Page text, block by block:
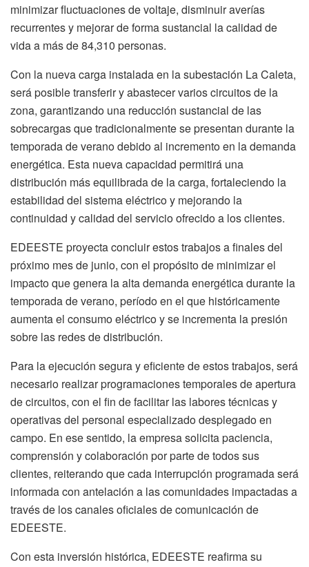
minimizar fluctuaciones de voltaje, disminuir averías
recurrentes y mejorar de forma sustancial la calidad de
vida a más de 84,310 personas.
Con la nueva carga instalada en la subestación La Caleta,
será posible transferir y abastecer varios circuitos de la
zona, garantizando una reducción sustancial de las
sobrecargas que tradicionalmente se presentan durante la
temporada de verano debido al incremento en la demanda
energética. Esta nueva capacidad permitirá una
distribución más equilibrada de la carga, fortaleciendo la
estabilidad del sistema eléctrico y mejorando la
continuidad y calidad del servicio ofrecido a los clientes.
EDEESTE proyecta concluir estos trabajos a finales del
próximo mes de junio, con el propósito de minimizar el
impacto que genera la alta demanda energética durante la
temporada de verano, período en el que históricamente
aumenta el consumo eléctrico y se incrementa la presión
sobre las redes de distribución.
Para la ejecución segura y eficiente de estos trabajos, será
necesario realizar programaciones temporales de apertura
de circuitos, con el fin de facilitar las labores técnicas y
operativas del personal especializado desplegado en
campo. En ese sentido, la empresa solicita paciencia,
comprensión y colaboración por parte de todos sus
clientes, reiterando que cada interrupción programada será
informada con antelación a las comunidades impactadas a
través de los canales oficiales de comunicación de
EDEESTE.
Con esta inversión histórica, EDEESTE reafirma su